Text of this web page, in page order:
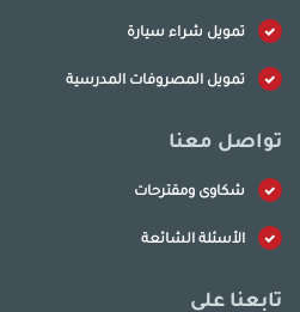
تمويل شراء سيارة
تمويل المصروفات المدرسية
تواصل معنا
شكاوى ومقترحات
الأسئلة الشائعة
تابعنا على